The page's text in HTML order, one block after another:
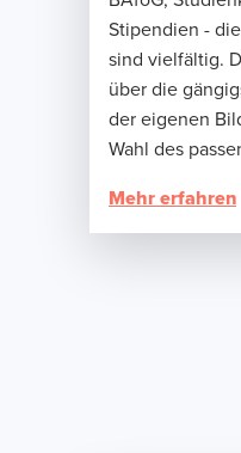
Stipendien -
sind vielfältig.
über die
der eigenen
Wahl des
Mehr erfahren